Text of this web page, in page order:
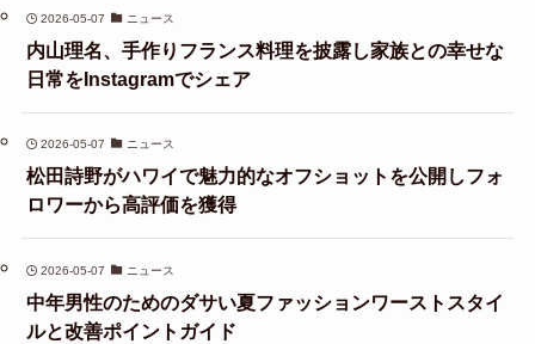
2026-05-07 ニュース
内山理名、手作りフランス料理を披露し家族との幸せな
日常をInstagramでシェア
2026-05-07 ニュース
松田詩野がハワイで魅力的なオフショットを公開しフォ
ロワーから高評価を獲得
2026-05-07 ニュース
中年男性のためのダサい夏ファッションワーストスタイ
ルと改善ポイントガイド